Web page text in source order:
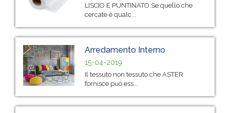
LISCIO E PUNTINATO Se quello che
cercate è qualc...
Arredamento Interno
15-04-2019
Il tessuto non tessuto che ASTER
fornisce può ess...